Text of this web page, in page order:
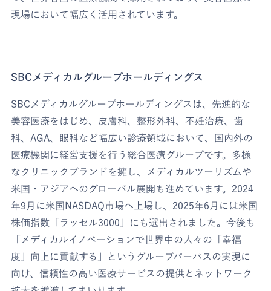
現場において幅広く活用されています。
SBCメディカルグループホールディングス
SBCメディカルグループホールディングスは、先進的な
美容医療をはじめ、皮膚科、整形外科、不妊治療、歯
科、AGA、眼科など幅広い診療領域において、国内外の
医療機関に経営支援を行う総合医療グループです。多様
なクリニックブランドを擁し、メディカルツーリズムや
米国・アジアへのグローバル展開も進めています。2024
年9月に米国NASDAQ市場へ上場し、2025年6月には米国
株価指数「ラッセル3000」にも選出されました。今後も
「メディカルイノベーションで世界中の人々の「幸福
度」向上に貢献する」というグループパーパスの実現に
向け、信頼性の高い医療サービスの提供とネットワーク